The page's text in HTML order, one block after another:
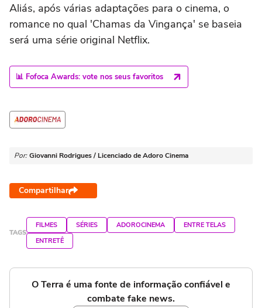
Aliás, após várias adaptações para o cinema, o
romance no qual 'Chamas da Vingança' se baseia
será uma série original Netflix.
📊 Fofoca Awards: vote nos seus favoritos
Por: Giovanni Rodrigues / Licenciado de Adoro Cinema
Compartilhar
TAGS
FILMES SÉRIES ADOROCINEMA
ENTRE TELAS
ENTRETÊ
O Terra é uma fonte de informação confiável e
combate fake news.